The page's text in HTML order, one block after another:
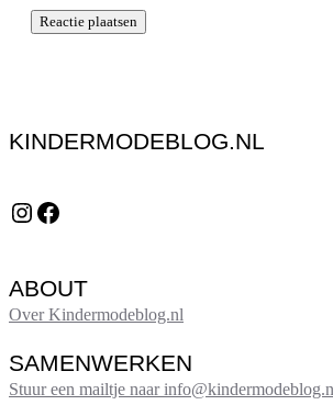
KINDERMODEBLOG.NL
Instagram Facebook
ABOUT
Over Kindermodeblog.nl
SAMENWERKEN
Stuur een mailtje naar